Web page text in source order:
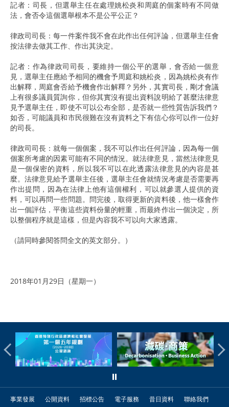
記者：司長，但選舉主任在處理姚松炎和周庭的個案時有不同做
法，會否令這個選舉根本不是公平公正？
律政司司長：每一件案件我不會在此作出任何評論，但選舉主任會
按法律去做其工作、作出其決定。
記者：作為律政司司長，要維持一個公平的選舉，會否給一個意
見，選舉主任應給予相同的機會予周庭和姚松炎，因為姚松炎有作
出解釋，周庭會否給予機會作出解釋？另外，其實司長，剛才會議
上有很多議員質詢你，但你其實沒有提出資料說明給了甚麼法律意
見予選舉主任，即使不可以公布全部，是否就一些性質告訴我們？
如否，可能議員和市民很難在沒有資料之下有信心你可以作一位好
的司長。
律政司司長：就每一個個案，我不可以作出任何評論，因為每一個
個案所考慮的因素可能有不同的情況。就法律意見，當然法律意見
是一個保密的資料，所以我不可以在此透露法律意見的內容是甚
麼。法律意見給予選舉主任後，選舉主任會就情況考慮是否需要再
作出提問，因為在法律上他有這個權利，可以就參選人提供的資
料，可以再問一些問題。問完後，取得更新的資料後，他一樣會作
出一個評估，平衡這些資料份量的輕重，而最終作出一個決定，所
以整個程序就是這樣，但是內容我不可以向大家透露。
（請同時參閱答問全文的英文部分。）
2018年01月29日（星期一）
事業發展 公開資料 招標公告 電子服務 昔日資料
聯絡我們